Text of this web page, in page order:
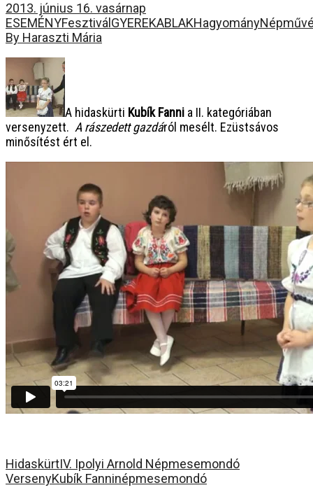
2013. június 16. vasárnap
ESEMÉNYFesztivál GYEREKABLAKHagyomány
By Haraszti Mária
A hidaskürti Kubík Fanni a II. kategóriában
versenyzett. A rászedett gazdáról mesélt. Ezüstsávos
minősítést ért el.
HidaskürtIV. Ipolyi Arnold Népmesemondó
VersenyKubík Fanninépmesemondó